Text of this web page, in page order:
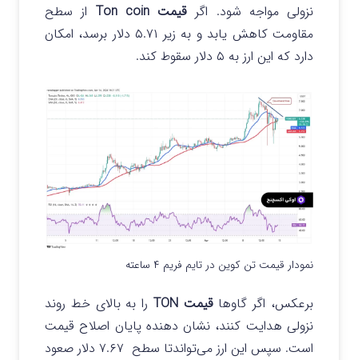
نزولی مواجه شود. اگر قیمت Ton coin
از سطح
مقاومت کاهش یابد و به زیر ۵.۷۱ دلار برسد، امکان
دارد که این ارز به ۵ دلار سقوط کند.
نمودار قیمت تن کوین در تایم فریم ۴ ساعته
برعکس، اگر گاوهاقیمت TON
را به بالای خط روند
نزولی هدایت کنند، نشان دهنده پایان اصلاح قیمت
است. سپس این ارز می‌تواندتا سطح ۷.۶۷ دلار صعود